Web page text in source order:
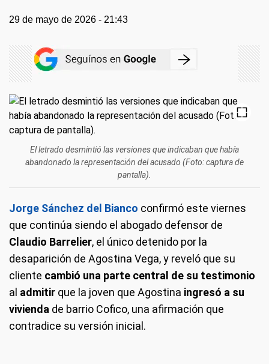
29 de mayo de 2026 - 21:43
El letrado desmintió las versiones que indicaban que había
abandonado la representación del acusado (Foto: captura de
pantalla).
Jorge Sánchez del Bianco confirmó este viernes
que continúa siendo el abogado defensor de
Claudio Barrelier, el único detenido por la
desaparición de Agostina Vega, y reveló que su
cliente cambió una parte central de su testimonio
al admitir que la joven que Agostina ingresó a su
vivienda de barrio Cofico, una afirmación que
contradice su versión inicial.